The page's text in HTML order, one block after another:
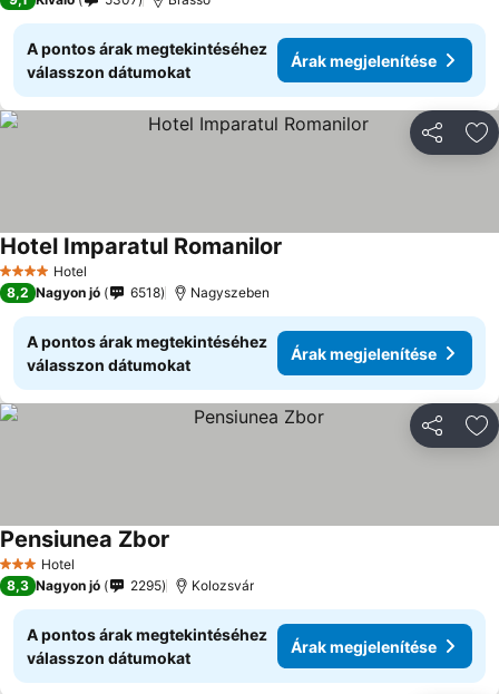
A pontos árak megtekintéséhez
válasszon dátumokat
Árak megjelenítése
4 KategóriaHotel
Hotel Imparatul Romanilor
8,2 Nagyon jó 6518 Nagyszeben
A pontos árak megtekintéséhez
válasszon dátumokat
Árak megjelenítése
3 Kategória
Hotel
Pensiunea Zbor
8,3 Nagyon jó 2295 Kolozsvár
A pontos árak megtekintéséhez
válasszon dátumokat
Árak megjelenítése